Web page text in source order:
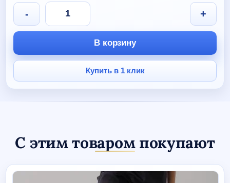
Количество
товара
Полотенце
маленькое
- +
В корзину
Купить в 1 клик
С этим товаром покупают